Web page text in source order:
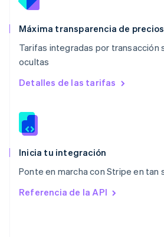
Máxima transparencia de precios
Tarifas integradas por transacción
ocultas
Detalles de las tarifas
Inicia tu integración
Ponte en marcha con Stripe en tan
Referencia de la API
English
English
NederlandsEnglish
Polonia
English
RAE de Hong Kong, China
Reino Unido
English
English
English